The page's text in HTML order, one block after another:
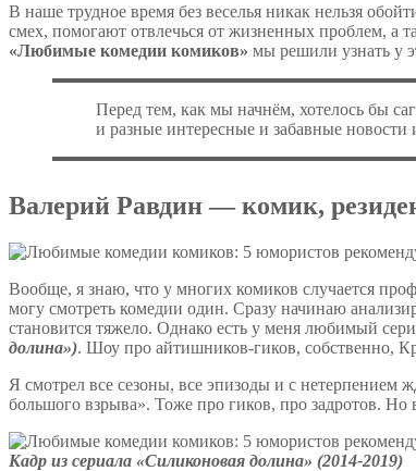
В наше трудное время без веселья никак нельзя
смех, помогают отвлечься от жизненных проблем, а
«Любимые комедии комиков» мы решили узнать у
Перед тем, как мы начнём, хотелось бы
и разные интересные и забавные новости
Валерий Равдин — комик,
Вообще, я знаю, что у многих комиков случается
могу смотреть комедии один. Сразу начинаю
становится тяжело. Однако есть у меня любимый
долина»). Шоу про айтишников-гиков, собственно,
Я смотрел все сезоны, все эпизоды и с нетерпением
большого взрыва». Тоже про гиков, про задротов. Но
Кадр из сериала «Силиконовая долина» (2014-2019)